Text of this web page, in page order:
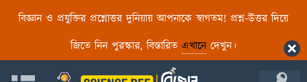
বিজ্ঞান ও প্রযুক্তির প্রশ্নোত্তর দুনিয়ায় আপনাকে স্বাগতম! প্রশ্ন-উত্তর দিয়ে
জিতে নিন পুরস্কার, বিস্তারিত এখানেদেখুন।